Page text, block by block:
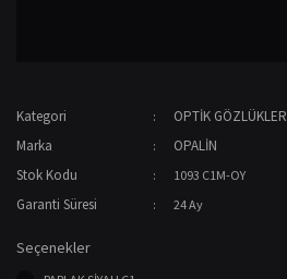
Kategori
OPTİK GÖZLÜKLER
Marka
OPALİN
Stok Kodu
1093 C1M-OY
Garanti Süresi 24 Ay
Seçenekler